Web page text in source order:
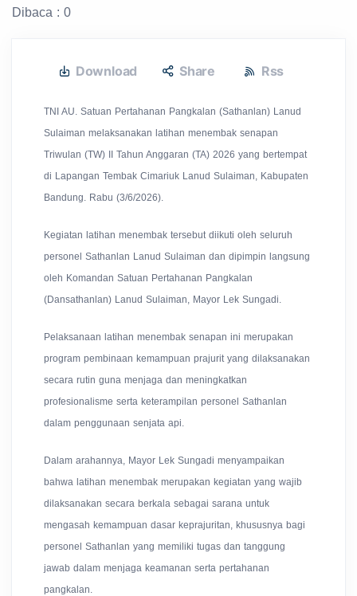
Dibaca : 0
Download Share Rss
TNI AU. Satuan Pertahanan Pangkalan (Sathanlan) Lanud
Sulaiman melaksanakan latihan menembak senapan
Triwulan (TW) II Tahun Anggaran (TA) 2026 yang bertempat
di Lapangan Tembak Cimariuk Lanud Sulaiman, Kabupaten
Bandung. Rabu (3/6/2026).
Kegiatan latihan menembak tersebut diikuti oleh seluruh
personel Sathanlan Lanud Sulaiman dan dipimpin langsung
oleh Komandan Satuan Pertahanan Pangkalan
(Dansathanlan) Lanud Sulaiman, Mayor Lek Sungadi.
Pelaksanaan latihan menembak senapan ini merupakan
program pembinaan kemampuan prajurit yang dilaksanakan
secara rutin guna menjaga dan meningkatkan
profesionalisme serta keterampilan personel Sathanlan
dalam penggunaan senjata api.
Dalam arahannya, Mayor Lek Sungadi menyampaikan
bahwa latihan menembak merupakan kegiatan yang wajib
dilaksanakan secara berkala sebagai sarana untuk
mengasah kemampuan dasar keprajuritan, khususnya bagi
personel Sathanlan yang memiliki tugas dan tanggung
jawab dalam menjaga keamanan serta pertahanan
pangkalan.